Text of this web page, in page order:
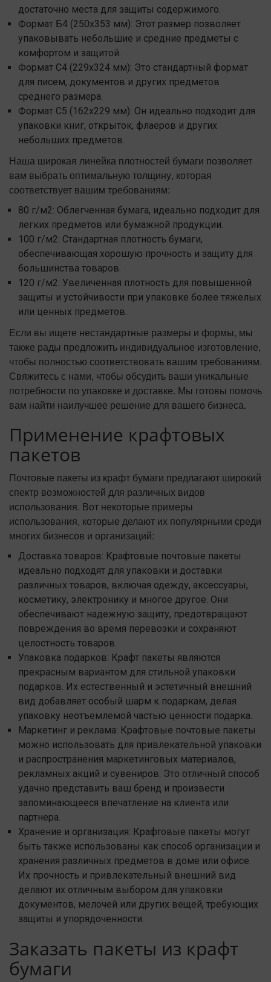
достаточно места для защиты содержимого.
Формат Б4 (250x353 мм): Этот размер позволяет
упаковывать небольшие и средние предметы с
комфортом и защитой.
Формат С4 (229x324 мм): Это стандартный формат
для писем, документов и других предметов
среднего размера.
Формат С5 (162x229 мм): Он идеально подходит для
упаковки книг, открыток, флаеров и других
небольших предметов.
Наша широкая линейка плотностей бумаги позволяет
вам выбрать оптимальную толщину, которая
соответствует вашим требованиям:
80 г/м2: Облегченная бумага, идеально подходит для
легких предметов или бумажной продукции.
100 г/м2: Стандартная плотность бумаги,
обеспечивающая хорошую прочность и защиту для
большинства товаров.
120 г/м2: Увеличенная плотность для повышенной
защиты и устойчивости при упаковке более тяжелых
или ценных предметов.
Если вы ищете нестандартные размеры и формы, мы
также рады предложить индивидуальное изготовление,
чтобы полностью соответствовать вашим требованиям.
Свяжитесь с нами, чтобы обсудить ваши уникальные
потребности по упаковке и доставке. Мы готовы помочь
вам найти наилучшее решение для вашего бизнеса.
Применение крафтовых
пакетов
Почтовые пакеты из крафт бумаги предлагают широкий
спектр возможностей для различных видов
использования. Вот некоторые примеры
использования, которые делают их популярными среди
многих бизнесов и организаций:
Доставка товаров: Крафтовые почтовые пакеты
идеально подходят для упаковки и доставки
различных товаров, включая одежду, аксессуары,
косметику, электронику и многое другое. Они
обеспечивают надежную защиту, предотвращают
повреждения во время перевозки и сохраняют
целостность товаров.
Упаковка подарков: Крафт пакеты являются
прекрасным вариантом для стильной упаковки
подарков. Их естественный и эстетичный внешний
вид добавляет особый шарм к подаркам, делая
упаковку неотъемлемой частью ценности подарка.
Маркетинг и реклама: Крафтовые почтовые пакеты
можно использовать для привлекательной упаковки
и распространения маркетинговых материалов,
рекламных акций и сувениров. Это отличный способ
удачно представить ваш бренд и произвести
запоминающееся впечатление на клиента или
партнера.
Хранение и организация: Крафтовые пакеты могут
быть также использованы как способ организации и
хранения различных предметов в доме или офисе.
Их прочность и привлекательный внешний вид
делают их отличным выбором для упаковки
документов, мелочей или других вещей, требующих
защиты и упорядоченности.
Заказать пакеты из крафт
бумаги